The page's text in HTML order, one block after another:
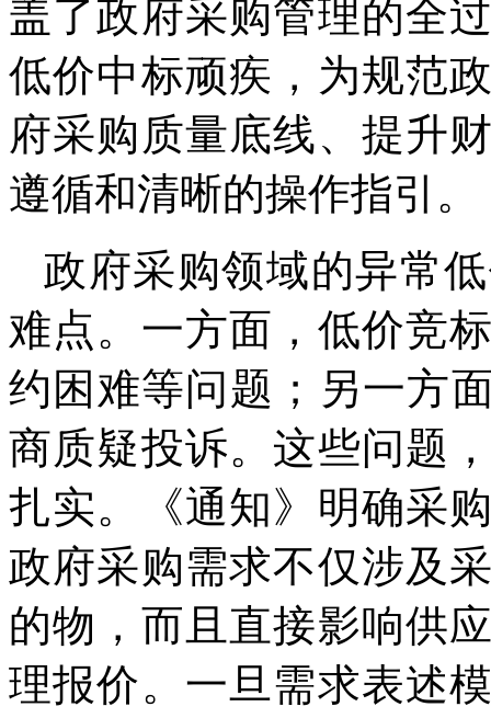
盖了政府采购管理的全
低价中标顽疾，为规范
府采购质量底线、提升
遵循和清晰的操作指引。
政府采购领域的异常
难点。一方面，低价竞
约困难等问题；另一方
商质疑投诉。这些问题
扎实。《通知》明确采
政府采购需求不仅涉及
的物，而且直接影响供
理报价。一旦需求表述